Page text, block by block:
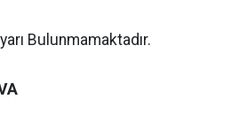
Bulunmamaktadır.